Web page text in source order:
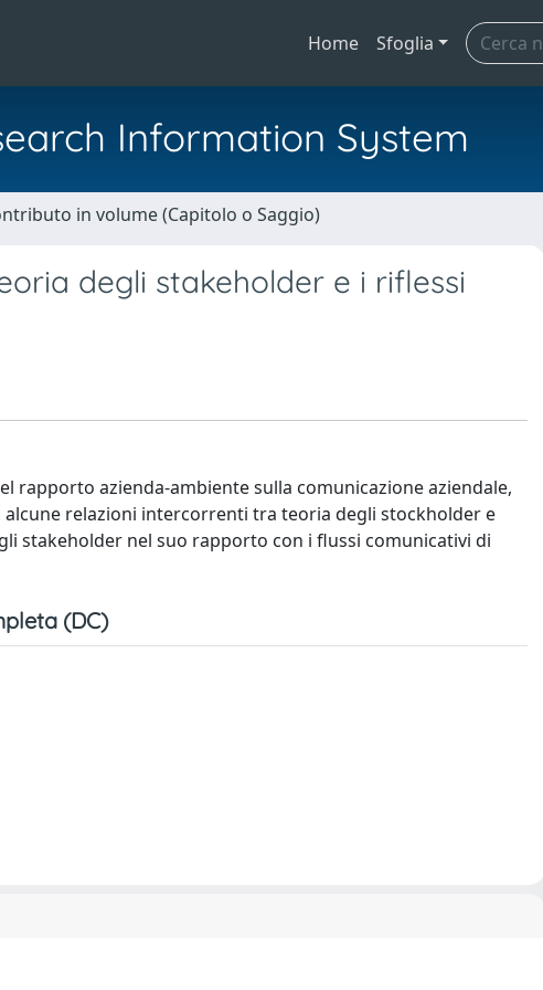
Home Sfoglia
Information System
in volume (Capitolo o Saggio)
degli stakeholder e i riflessi
azienda-ambiente sulla comunicazione aziendale,
relazioni intercorrenti tra teoria degli stockholder e
stakeholder nel suo rapporto con i flussi comunicativi di
(DC)